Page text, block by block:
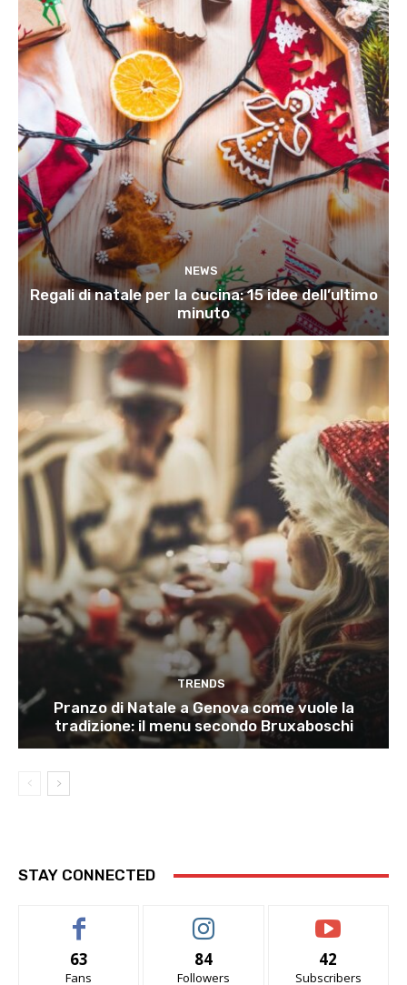
NEWS
Regali di natale per la cucina: 15 idee dell’ultimo
minuto
TRENDS
Pranzo di Natale a Genova come vuole la
tradizione: il menu secondo Bruxaboschi
STAY CONNECTED
63
Fans
84
Followers
42
Subscribers